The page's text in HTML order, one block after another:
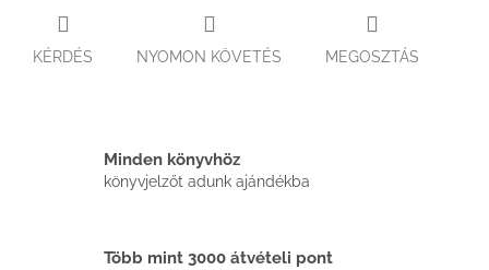
KÉRDÉS NYOMON KÖVETÉS MEGOSZTÁS
Minden könyvhöz
könyvjelzőt adunk ajándékba
Több mint 3000 átvételi pont